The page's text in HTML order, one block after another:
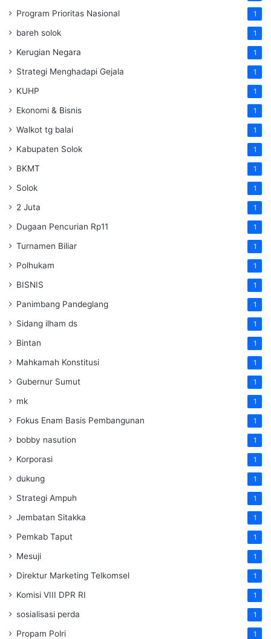
Program Prioritas Nasional 1
bareh solok 1
Kerugian Negara 1
Strategi Menghadapi Gejala 1
KUHP 1
Ekonomi & Bisnis 1
Walkot tg balai 1
Kabupaten Solok 1
BKMT 1
Solok 1
2 Juta 1
Dugaan Pencurian Rp11 1
Turnamen Biliar 1
Polhukam 1
BISNIS 1
Panimbang Pandeglang 1
Sidang ilham ds 1
Bintan 1
Mahkamah Konstitusi 1
Gubernur Sumut 1
mk 1
Fokus Enam Basis Pembangunan 1
bobby nasution 1
Korporasi 1
dukung 1
Strategi Ampuh 1
Jembatan Sitakka 1
Pemkab Taput 1
Mesuji 1
Direktur Marketing Telkomsel 1
Komisi VIII DPR RI 1
sosialisasi perda 1
Propam Polri 1